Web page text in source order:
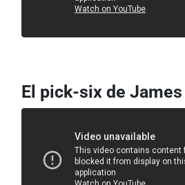
El pick-six de